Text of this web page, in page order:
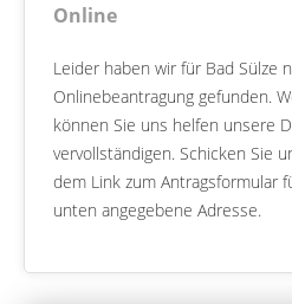
Online
Leider haben wir für Bad Sülze
Onlinebeantragung gefunden.
können Sie uns helfen unsere
vervollständigen. Schicken Sie
dem Link zum Antragsformular
unten angegebene Adresse.